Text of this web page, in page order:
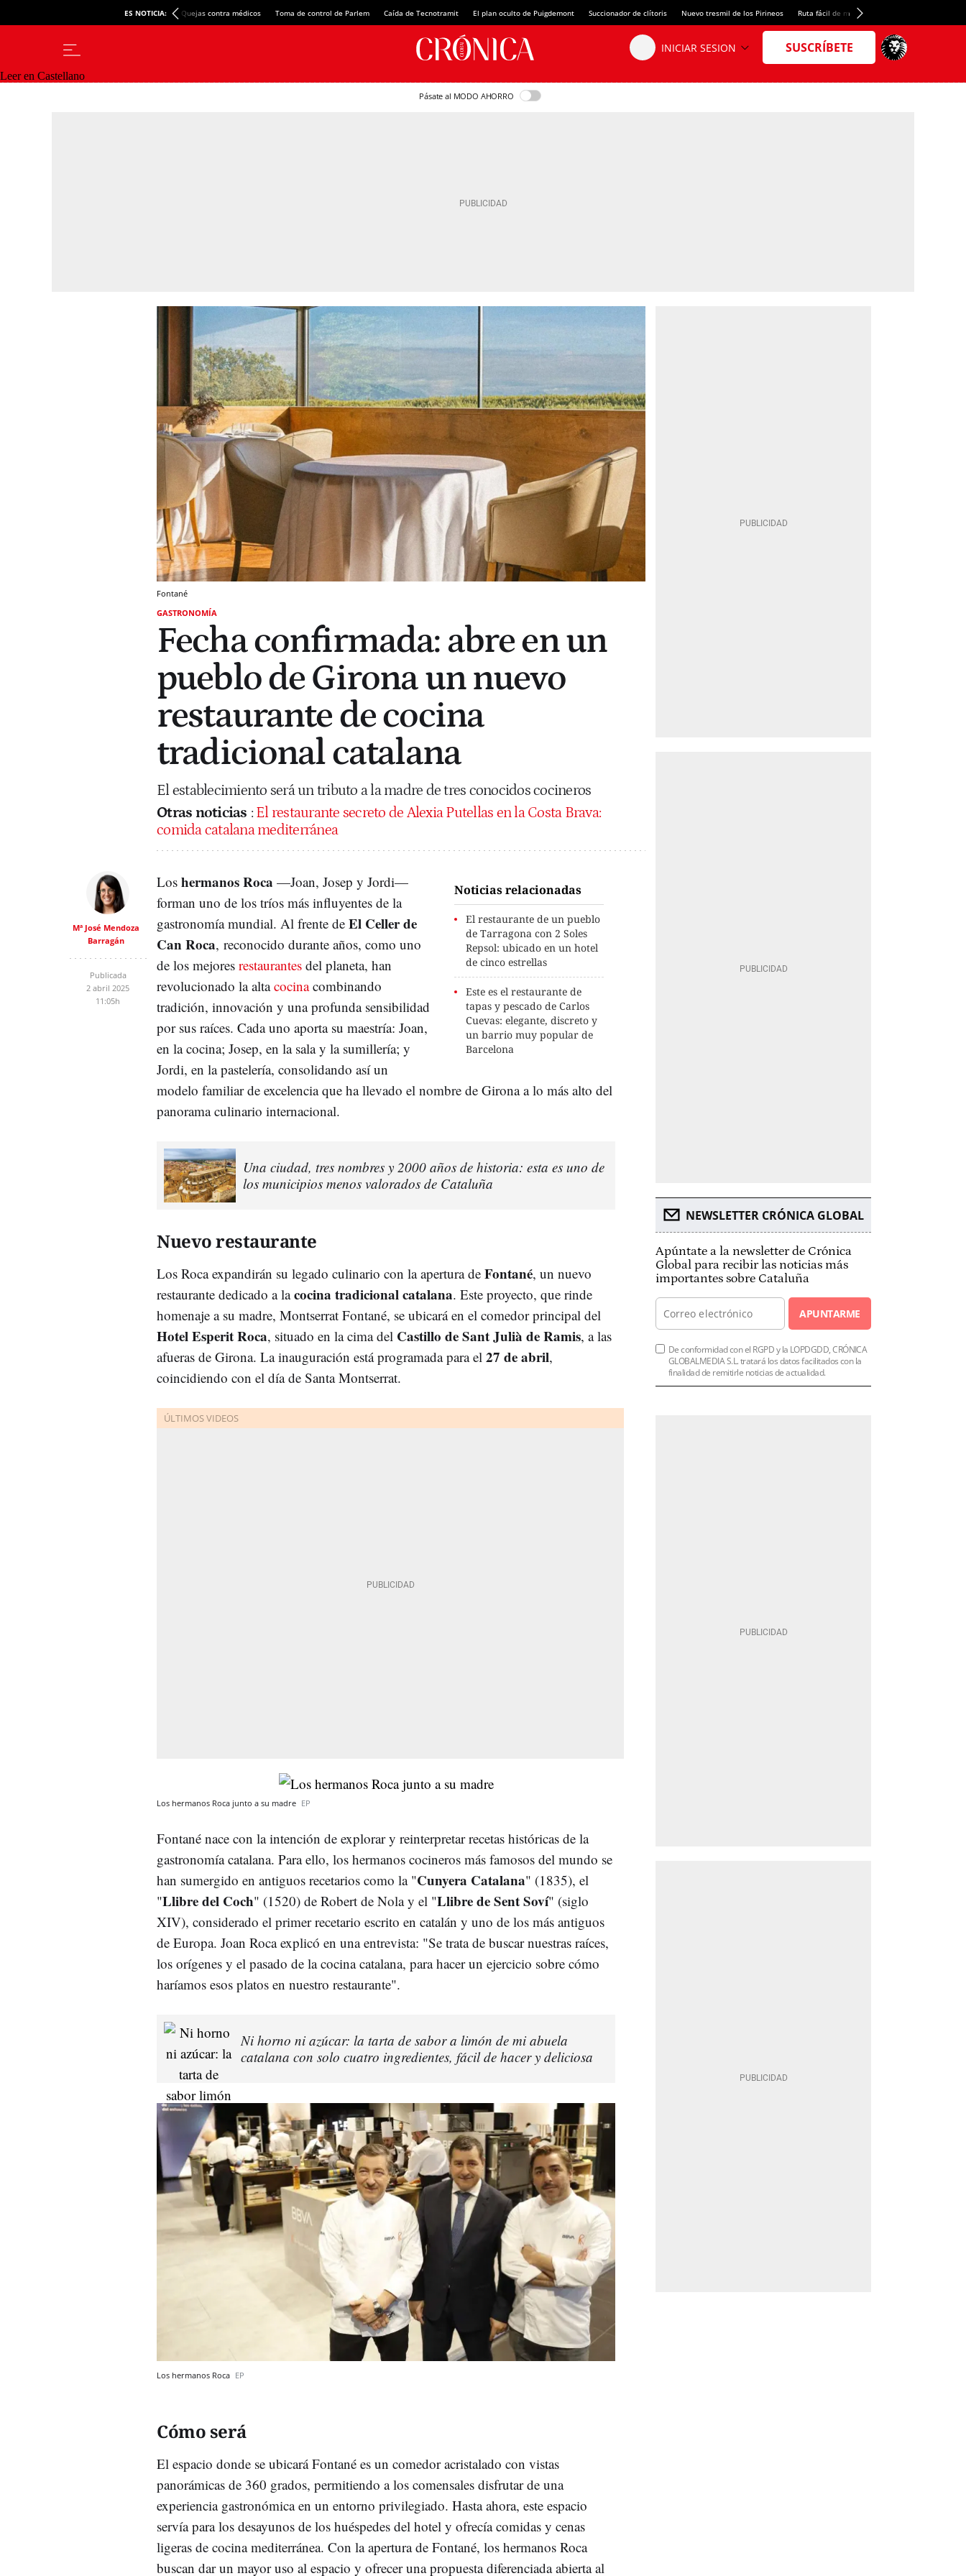
ES NOTICIA: Quejas contra médicos Toma de control de Parlem Caída de Tecnotramit El plan oculto de Puigdemont Succionador de clítoris Nuevo tresmil de los Pirineos Ruta fácil de montaña
Leer en Castellano
Pásate al MODO AHORRO
Fontané
GASTRONOMÍA
Fecha confirmada: abre en un
pueblo de Girona un nuevo
restaurante de cocina
tradicional catalana
El establecimiento será un tributo a la madre de tres conocidos cocineros
Otras noticias : El restaurante secreto de Alexia Putellas en la Costa Brava:
comida catalana mediterránea
Mª José Mendoza
Barragán
Publicada
2 abril 2025
11:05h
Noticias relacionadas
El restaurante de un pueblo
de Tarragona con 2 Soles
Repsol: ubicado en un hotel
de cinco estrellas
Este es el restaurante de
tapas y pescado de Carlos
Cuevas: elegante, discreto y
un barrio muy popular de
Barcelona
Los hermanos Roca —Joan, Josep y Jordi—
forman uno de los tríos más influyentes de la
gastronomía mundial. Al frente de El Celler de
Can Roca, reconocido durante años, como uno
de los mejores restaurantes del planeta, han
revolucionado la altacocinacombinando
tradición, innovación y una profunda sensibilidad
por sus raíces. Cada uno aporta su maestría: Joan,
en la cocina; Josep, en la sala y la sumillería; y
Jordi, en la pastelería, consolidando así un
modelo familiar de excelencia que ha llevado el nombre de Girona a lo más alto del
panorama culinario internacional.
Una ciudad, tres nombres y 2000 años de historia: esta es uno de
los municipios menos valorados de Cataluña
Nuevo restaurante
Los Roca expandirán su legado culinario con la apertura de Fontané, un nuevo
restaurante dedicado a lacocina tradicional catalana. Este proyecto, que rinde
homenaje a su madre, Montserrat Fontané, se ubicará en el comedor principal del
Hotel Esperit Roca, situado en la cima del Castillo de Sant Julià de Ramis, a las
afueras de Girona. La inauguración está programada para el 27 de abril,
coincidiendo con el día de Santa Montserrat. ​
Los hermanos Roca junto a su madre EP
Fontané nace con la intención de explorar y reinterpretar recetas históricas de la
gastronomía catalana. Para ello, los hermanos cocineros más famosos del mundo se
han sumergido en antiguos recetarios como la "Cunyera Catalana" (1835), el
"Llibre del Coch" (1520) de Robert de Nola y el "Llibre de Sent Soví" (siglo
XIV), considerado el primer recetario escrito en catalán y uno de los más antiguos
de Europa. Joan Roca explicó en una entrevista: "Se trata de buscar nuestras raíces,
los orígenes y el pasado de la cocina catalana, para hacer un ejercicio sobre cómo
haríamos esos platos en nuestro restaurante". ​
Ni horno ni azúcar: la tarta de sabor a limón de mi abuela
catalana con solo cuatro ingredientes, fácil de hacer y deliciosa
Los hermanos Roca EP
Cómo será
El espacio donde se ubicará Fontané es un comedor acristalado con vistas
panorámicas de 360 grados, permitiendo a los comensales disfrutar de una
experiencia gastronómica en un entorno privilegiado. Hasta ahora, este espacio
servía para los desayunos de los huéspedes del hotel y ofrecía comidas y cenas
ligeras de cocina mediterránea. Con la apertura de Fontané, los hermanos Roca
buscan dar un mayor uso al espacio y ofrecer una propuesta diferenciada abierta al
NEWSLETTER CRÓNICA GLOBAL
Apúntate a la newsletter de Crónica
Global para recibir las noticias más
importantes sobre Cataluña
APUNTARME
De conformidad con el RGPD y la LOPDGDD, CRÓNICA
GLOBALMEDIA S.L. tratará los datos facilitados con la
finalidad de remitirle noticias de actualidad.